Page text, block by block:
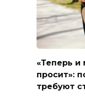
«Теперь и
просит»:
требуют